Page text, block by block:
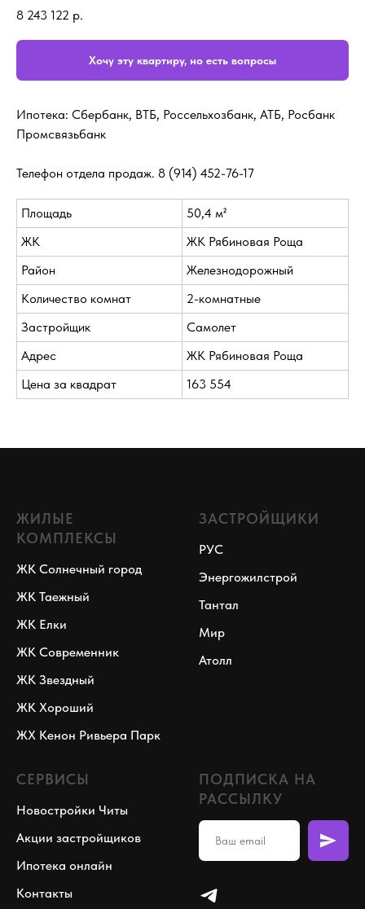
8 243 122 р.
Хочу эту квартиру, но есть вопросы
Ипотека: Сбербанк, ВТБ, Россельхозбанк, АТБ, Росбанк
Промсвязьбанк
Телефон отдела продаж. 8 (914) 452-76-17
Площадь
50,4 м²
ЖК
ЖК Рябиновая Роща
Район
Железнодорожный
Количество комнат
2-комнатные
Застройщик
Самолет
Адрес
ЖК Рябиновая Роща
Цена за квадрат
163 554
ЖИЛЫЕ
КОМПЛЕКСЫ
ЖК Солнечный город
ЖК Таежный
ЖК Елки
ЖК Современник
ЖК Звездный
ЖК Хороший
ЖХ Кенон Ривьера Парк
ЗАСТРОЙЩИКИ
РУС
Энергожилстрой
Тантал
Мир
Атолл
СЕРВИСЫ
Новостройки Читы
Акции застройщиков
Ипотека онлайн
Контакты
ПОДПИСКА НА
РАССЫЛКУ